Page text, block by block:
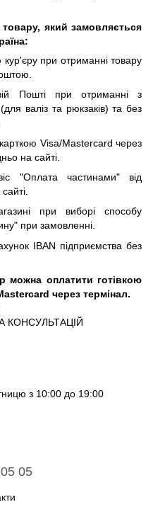
товару, який замовляється
при отриманні товару
Пошті при отриманні з
валіз та рюкзаків) та без
Visa/Mastercard через
на сайті.
"Оплата частинами" від
при виборі способу
при замовленні.
IBAN підприємства без
можна оплатити готівкою
через термінал.
КОНСУЛЬТАЦІЙ
з 10:00 до 19:00
05